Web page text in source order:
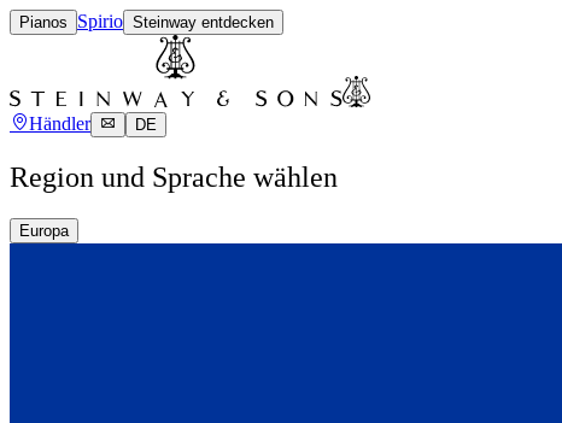
Pianos Spirio Steinway entdecken
Händler DE
Region und Sprache wählen
Europa